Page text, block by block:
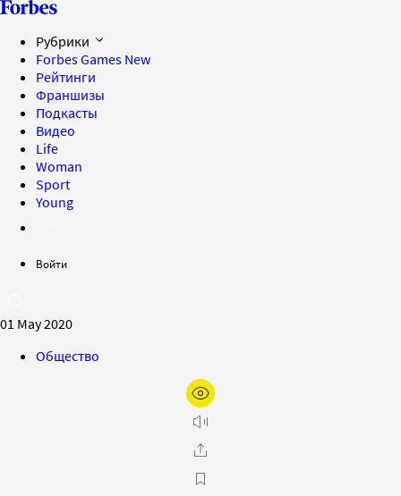
Рубрики
Forbes Games New
Рейтинги
Франшизы
Подкасты
Видео
Life
Woman
Sport
Young
Войти
01 May 2020
Общество